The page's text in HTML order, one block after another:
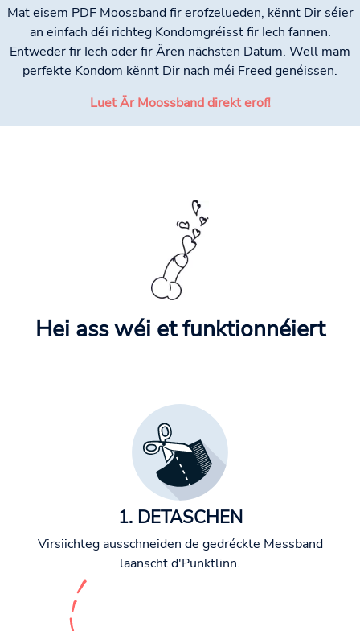
Mat eisem PDF Moossband fir erofzelueden, kënnt Dir séier
an einfach déi richteg Kondomgréisst fir Iech fannen.
Entweder fir Iech oder fir Ären nächsten Datum. Well mam
perfekte Kondom kënnt Dir nach méi Freed genéissen.
Luet Är Moossband direkt erof!
Hei ass wéi et funktionnéiert
1. DETASCHEN
Virsiichteg ausschneiden de gedréckte Messband
laanscht d'Punktlinn.